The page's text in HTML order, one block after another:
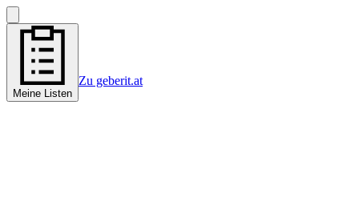
Meine Listen
Zu geberit.at